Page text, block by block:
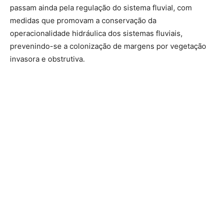
passam ainda pela regulação do sistema fluvial, com
medidas que promovam a conservação da
operacionalidade hidráulica dos sistemas fluviais,
prevenindo-se a colonização de margens por vegetação
invasora e obstrutiva.